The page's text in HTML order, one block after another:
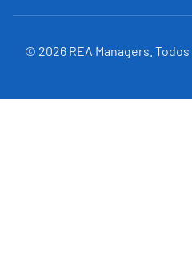
© 2026REA Managers.